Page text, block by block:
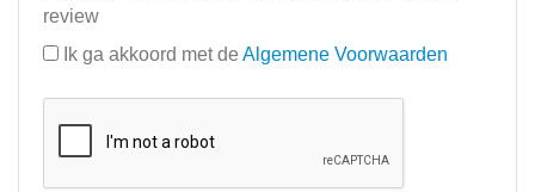
review
Ik ga akkoord met de Algemene Voorwaarden